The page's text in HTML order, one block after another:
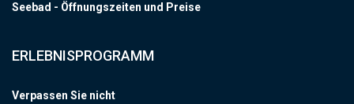
Seebad - Öffnungszeiten und Preise
ERLEBNISPROGRAMM
Verpassen Sie nicht